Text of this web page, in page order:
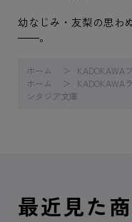
幼なじみ・友梨の思わ
――。
ホーム KADOKAWA
ホーム
KADOKAWA
ンタジア文庫
最近見た